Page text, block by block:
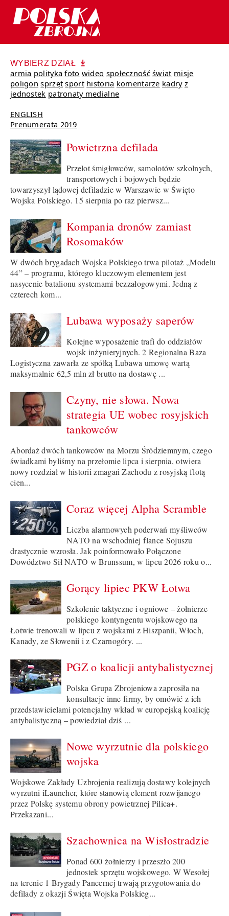
WYBIERZ DZIAŁ
armia polityka foto wideo społeczność świat misje
poligon sprzęt sport historia komentarze kadry z
jednostek patronaty medialne
ENGLISH
Prenumerata 2019
Powietrzna defilada
Przelot śmigłowców, samolotów szkolnych,
transportowych i bojowych będzie
towarzyszył lądowej defiladzie w Warszawie w Święto
Wojska Polskiego. 15 sierpnia po raz pierwsz...
Kompania dronów zamiast
Rosomaków
W dwóch brygadach Wojska Polskiego trwa pilotaż „Modelu
44” – programu, którego kluczowym elementem jest
nasycenie batalionu systemami bezzałogowymi. Jedną z
czterech kom...
Lubawa wyposaży saperów
Kolejne wyposażenie trafi do oddziałów
wojsk inżynieryjnych. 2 Regionalna Baza
Logistyczna zawarła ze spółką Lubawa umowę wartą
maksymalnie 62,5 mln zł brutto na dostawę ...
Czyny, nie słowa. Nowa
strategia UE wobec rosyjskich
tankowców
Abordaż dwóch tankowców na Morzu Śródziemnym, czego
świadkami byliśmy na przełomie lipca i sierpnia, otwiera
nowy rozdział w historii zmagań Zachodu z rosyjską flotą
cien...
Coraz więcej Alpha Scramble
Liczba alarmowych poderwań myśliwców
NATO na wschodniej flance Sojuszu
drastycznie wzrosła. Jak poinformowało Połączone
Dowództwo Sił NATO w Brunssum, w lipcu 2026 roku o...
Gorący lipiec PKW Łotwa
Szkolenie taktyczne i ogniowe – żołnierze
polskiego kontyngentu wojskowego na
Łotwie trenowali w lipcu z wojskami z Hiszpanii, Włoch,
Kanady, ze Słowenii i z Czarnogóry. ...
PGZ o koalicji antybalistycznej
Polska Grupa Zbrojeniowa zaprosiła na
konsultacje inne firmy, by omówić z ich
przedstawicielami potencjalny wkład w europejską koalicję
antybalistyczną – powiedział dziś ...
Nowe wyrzutnie dla polskiego
wojska
Wojskowe Zakłady Uzbrojenia realizują dostawy kolejnych
wyrzutni iLauncher, które stanowią element rozwijanego
przez Polskę systemu obrony powietrznej Pilica+.
Przekazani...
Szachownica na Wisłostradzie
Ponad 600 żołnierzy i przeszło 200
jednostek sprzętu wojskowego. W Wesołej
na terenie 1 Brygady Pancernej trwają przygotowania do
defilady z okazji Święta Wojska Polskieg...